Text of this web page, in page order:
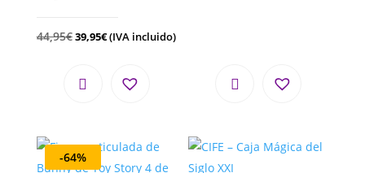
44,95€39,95€(IVA incluido)
-64%